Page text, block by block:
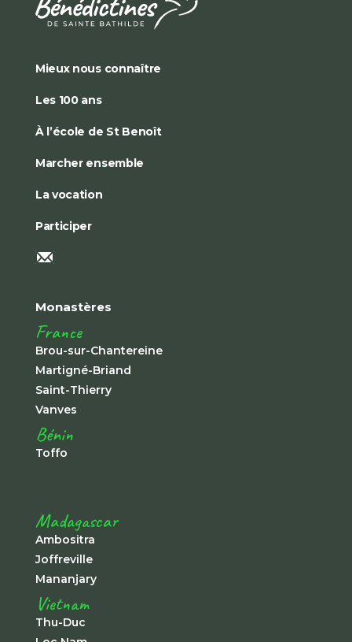
Mieux nous connaître
Les 100 ans
À l’école de St Benoît
Marcher ensemble
La vocation
Participer
Monastères
France
Brou-sur-Chantereine
Martigné-Briand
Saint-Thierry
Vanves
Bénin
Toffo
Madagascar
Ambositra
Joffreville
Mananjary
Vietnam
Thu-Duc